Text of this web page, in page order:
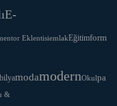
E-
EklentisiemlakEğitimform
modamodernOkulpa
&